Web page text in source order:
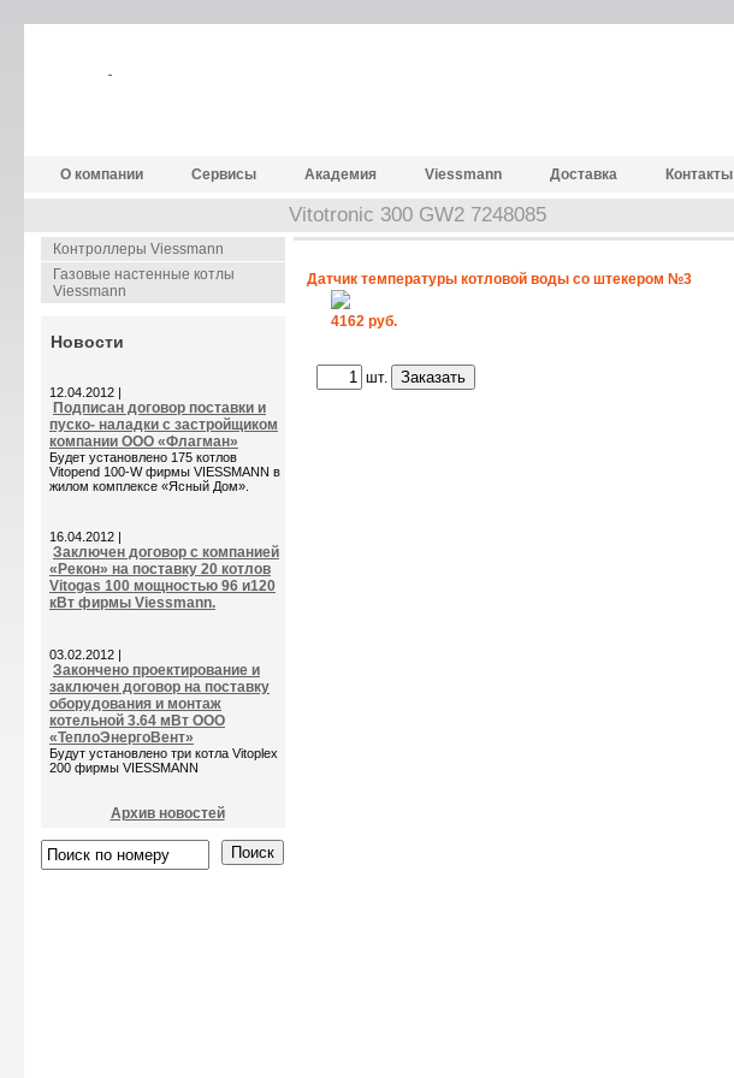
О компании Сервисы Академия Viessmann Доставка Контакты
Vitotronic 300 GW2 7248085
Контроллеры Viessmann
Газовые настенные котлы
Viessmann
Новости
12.04.2012 |
Подписан договор поставки и
пуско- наладки с застройщиком
компании ООО «Флагман»
Будет установлено 175 котлов
Vitopend 100-W фирмы VIESSMANN в
жилом комплексе «Ясный Дом».
16.04.2012 |
Заключен договор с компанией
«Рекон» на поставку 20 котлов
Vitogas 100 мощностью 96 и120
кВт фирмы Viessmann.
03.02.2012 |
Закончено проектирование и
заключен договор на поставку
оборудования и монтаж
котельной 3.64 мВт ООО
«ТеплоЭнергоВент»
Будут установлено три котла Vitoplex
200 фирмы VIESSMANN
Архив новостей
Датчик температуры котловой воды со штекером №3
4162 руб.
шт.